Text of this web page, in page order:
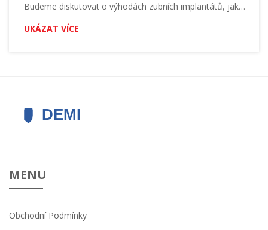
Budeme diskutovat o výhodách zubních implantátů, jak
přispívají k našemu celkovému zdraví úst a jak mohou
pozitivně ovlivnit váš životní styl. Připojte se ke mně na
UKÁZAT VÍCE
MENU
Obchodní Podmínky